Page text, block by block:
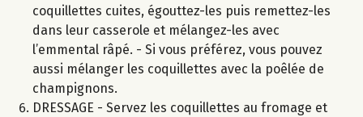
coquillettes cuites, égouttez-les puis remettez-les
dans leur casserole et mélangez-les avec
l’emmental râpé. - Si vous préférez, vous pouvez
aussi mélanger les coquillettes avec la poêlée de
champignons.
DRESSAGE - Servez les coquillettes au fromage et